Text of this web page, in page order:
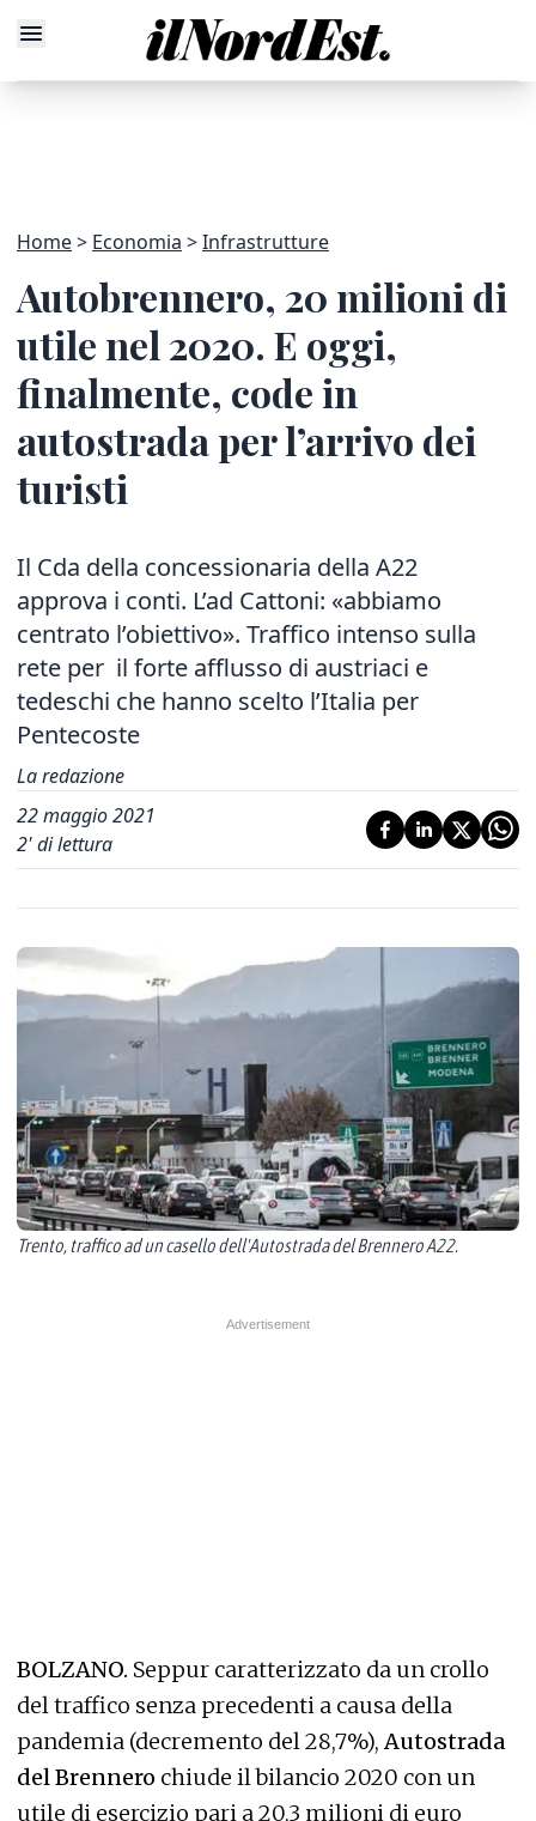
Home Economia Infrastrutture
Autobrennero, 20 milioni di
utile nel 2020. E oggi,
finalmente, code in
autostrada per l’arrivo dei
turisti
Il Cda della concessionaria della A22
approva i conti. L’ad Cattoni: «abbiamo
centrato l’obiettivo». Traffico intenso sulla
rete per il forte afflusso di austriaci e
tedeschi che hanno scelto l’Italia per
Pentecoste
La redazione
22 maggio 2021
2' di lettura
Trento, traffico ad un casello dell'Autostrada del Brennero A22.
BOLZANO. Seppur caratterizzato da un crollo
del traffico senza precedenti a causa della
pandemia (decremento del 28,7%),Autostrada
del Brennero chiude il bilancio 2020 con un
utile di esercizio pari a 20,3 milioni di euro